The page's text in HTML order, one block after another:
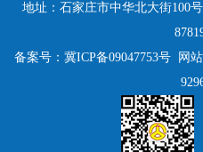
地址：石家庄市中华北大街
备案号： 冀ICP备09047753号 网